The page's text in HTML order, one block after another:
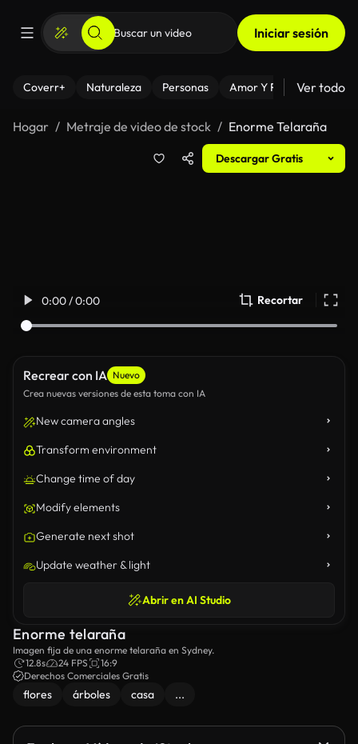
Iniciar sesión
Coverr+ Naturaleza Personas Amor Y Relaciones
Ver todo
Hogar Metraje de video de stock Enorme Telaraña
Descargar Gratis
0:00 / 0:00 Recortar
Recrear con IA Nuevo
Crea nuevas versiones de esta toma con IA
New camera angles
Transform environment
Change time of day
Modify elements
Generate next shot
Update weather & light
Abrir en AI Studio
Enorme telaraña
Imagen fija de una enorme telaraña en Sydney.
12.8s
24 FPS
16:9
Derechos Comerciales Gratis
flores árboles casa ...